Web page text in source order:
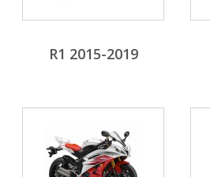
R1 2015-2019